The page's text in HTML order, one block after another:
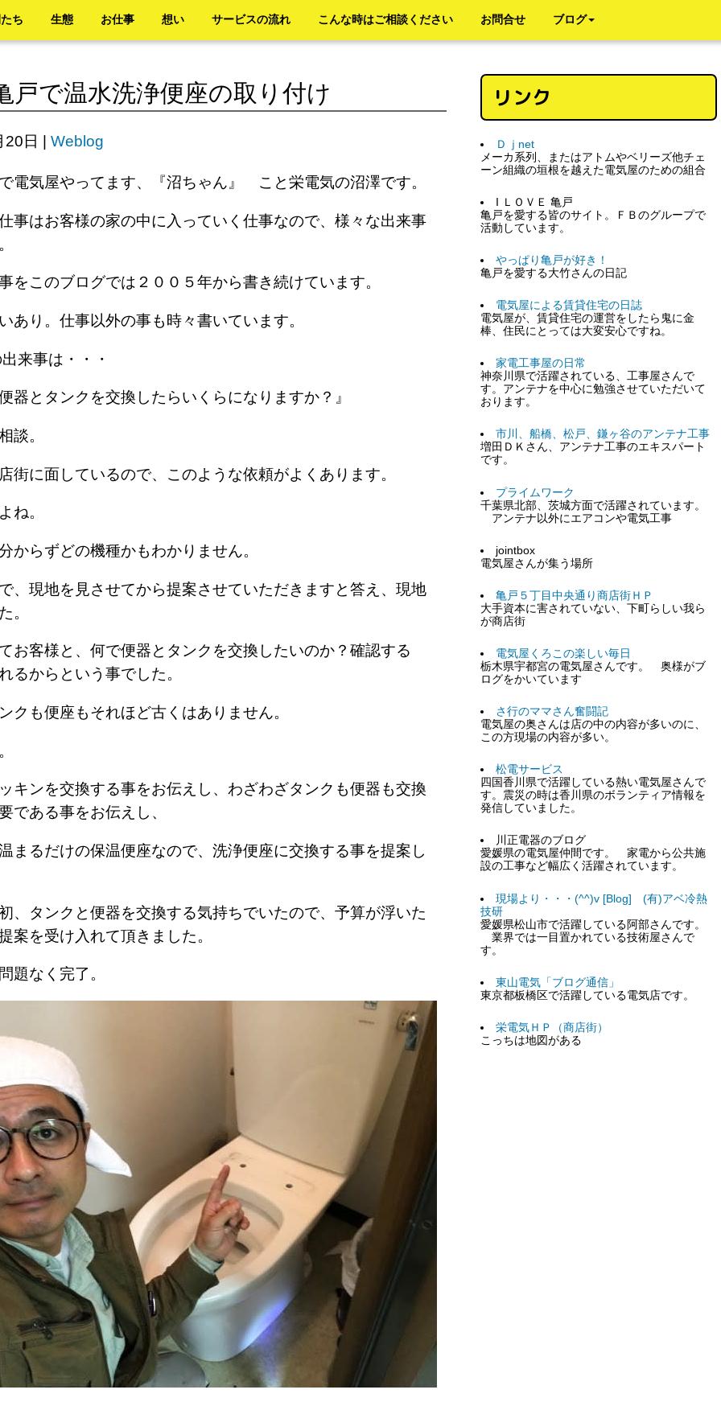
ち 生態 お仕事 想い サービスの流れ こんな時はご相談ください お問合せ ブログ
戸で温水洗浄便座の取り付け
日 Weblog
電気屋やってます、『沼ちゃん』 こと栄電気の沼澤です。
事はお客様の家の中に入っていく仕事なので、様々な出来事
。
をこのブログでは２００５年から書き続けています。
あり。仕事以外の事も時々書いています。
来事は・・・
器とタンクを交換したらいくらになりますか？』
談。
街に面しているので、このような依頼がよくあります。
ね。
からずどの機種かもわかりません。
、現地を見させてから提案させていただきますと答え、現地
。
お客様と、何で便器とタンクを交換したいのか？確認する
るからという事でした。
クも便座もそれほど古くはありません。
。
キンを交換する事をお伝えし、わざわざタンクも便器も交換
である事をお伝えし、
まるだけの保温便座なので、洗浄便座に交換する事を提案し
、タンクと便器を交換する気持ちでいたので、予算が浮いた
案を受け入れて頂きました。
題なく完了。
リンク
Ｄｊnet
メーカ系列、またはアトムやベリーズ他チェ
ーン組織の垣根を越えた電気屋のための組合
I ＬＯＶＥ 亀戸
亀戸を愛する皆のサイト。ＦＢのグループで
活動しています。
やっぱり亀戸が好き！
亀戸を愛する大竹さんの日記
電気屋による賃貸住宅の日誌
電気屋が、賃貸住宅の運営をしたら鬼に金
棒、住民にとっては大変安心ですね。
家電工事屋の日常
神奈川県で活躍されている、工事屋さんで
す。アンテナを中心に勉強させていただいて
おります。
市川、船橋、松戸、鎌ヶ谷のアンテナ工事
増田ＤＫさん、アンテナ工事のエキスパート
です。
プライムワーク
千葉県北部、茨城方面で活躍されています。
アンテナ以外にエアコンや電気工事
jointbox
電気屋さんが集う場所
亀戸５丁目中央通り商店街ＨＰ
大手資本に害されていない、下町らしい我ら
が商店街
電気屋くろこの楽しい毎日
栃木県宇都宮の電気屋さんです。 奥様がブ
ログをかいています
さ行のママさん奮闘記
電気屋の奥さんは店の中の内容が多いのに、
この方現場の内容が多い。
松電サービス
四国香川県で活躍している熱い電気屋さんで
す。震災の時は香川県のボランティア情報を
発信していました。
川正電器のブログ
愛媛県の電気屋仲間です。 家電から公共施
設の工事など幅広く活躍されています。
現場より・・・(^^)v [Blog] (有)アベ冷熱
技研
愛媛県松山市で活躍している阿部さんです。
業界では一目置かれている技術屋さんで
す。
東山電気「ブログ通信」
東京都板橋区で活躍している電気店です。
栄電気ＨＰ（商店街）
こっちは地図がある